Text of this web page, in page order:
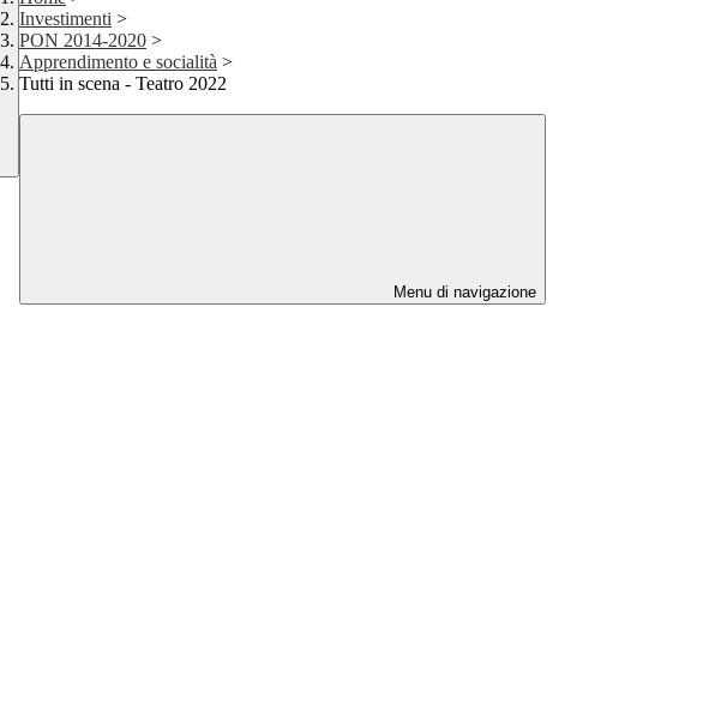
Investimenti >
PON 2014-2020 >
Apprendimento e socialità >
Tutti in scena - Teatro 2022
Menu di navigazione